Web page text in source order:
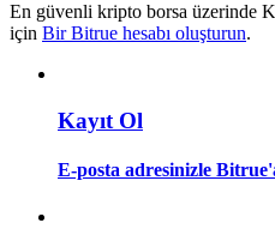
Vadeli İşlemler Başlangıç
En güvenli kripto borsa üzerinde
için Bir Bitrue hesabı oluşturun.
Kayıt Ol
E-posta adresinizle